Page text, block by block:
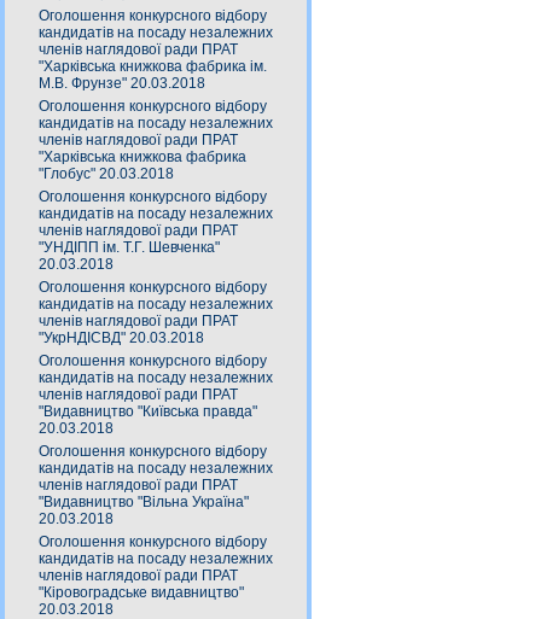
Оголошення конкурсного відбору
кандидатів на посаду незалежних
членів наглядової ради ПРАТ
"Харківська книжкова фабрика ім.
М.В. Фрунзе" 20.03.2018
Оголошення конкурсного відбору
кандидатів на посаду незалежних
членів наглядової ради ПРАТ
"Харківська книжкова фабрика
"Глобус" 20.03.2018
Оголошення конкурсного відбору
кандидатів на посаду незалежних
членів наглядової ради ПРАТ
"УНДІПП ім. Т.Г. Шевченка"
20.03.2018
Оголошення конкурсного відбору
кандидатів на посаду незалежних
членів наглядової ради ПРАТ
"УкрНДІСВД" 20.03.2018
Оголошення конкурсного відбору
кандидатів на посаду незалежних
членів наглядової ради ПРАТ
"Видавництво "Київська правда"
20.03.2018
Оголошення конкурсного відбору
кандидатів на посаду незалежних
членів наглядової ради ПРАТ
"Видавництво "Вільна Україна"
20.03.2018
Оголошення конкурсного відбору
кандидатів на посаду незалежних
членів наглядової ради ПРАТ
"Кіровоградське видавництво"
20.03.2018